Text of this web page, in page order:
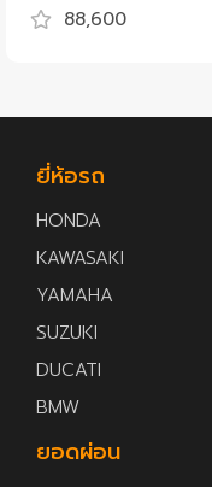
88,600
ยี่ห้อรถ
HONDA
KAWASAKI
YAMAHA
SUZUKI
DUCATI
BMW
ยอดผ่อน